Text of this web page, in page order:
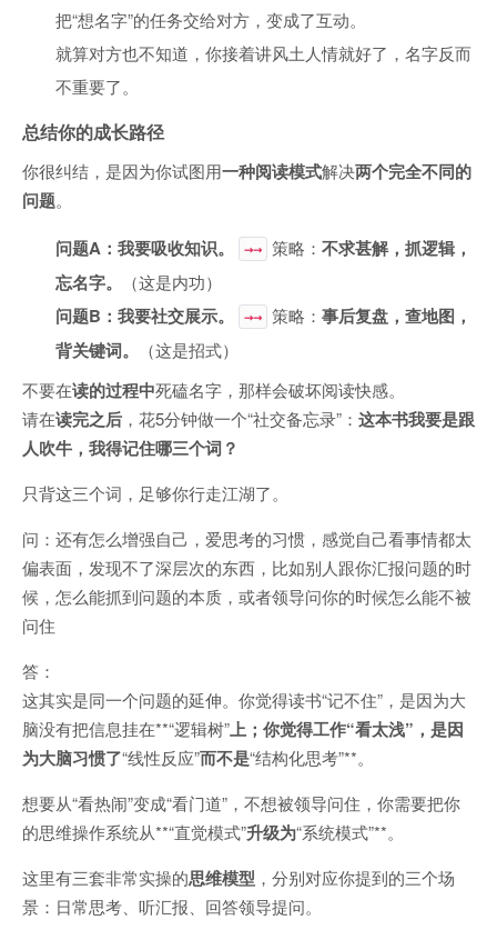
把“想名字”的任务交给对方，变成了互动。
就算对方也不知道，你接着讲风土人情就好了，名字反而
不重要了。
总结你的成长路径
你很纠结，是因为你试图用一种阅读模式解决两个完全不同的
问题。
问题A：我要吸收知识。 →→ 策略： 不求甚解，抓逻辑，
忘名字。
（这是内功）
问题B：我要社交展示。 →→ 策略： 事后复盘，查地图，
背关键词。
（这是招式）
不要在读的过程中死磕名字，那样会破坏阅读快感。
请在读完之后 ，花5分钟做一个“社交备忘录”： 这本书我要是跟
人吹牛，我得记住哪三个词？
只背这三个词，足够你行走江湖了。
问：还有怎么增强自己，爱思考的习惯，感觉自己看事情都太
偏表面，发现不了深层次的东西，比如别人跟你汇报问题的时
候，怎么能抓到问题的本质，或者领导问你的时候怎么能不被
问住
答：
这其实是同一个问题的延伸。你觉得读书“记不住”，是因为大
脑没有把信息挂在**“逻辑树”上；你觉得工作“看太浅”，是因
为大脑习惯了“线性反应”而不是“结构化思考”**。
想要从“看热闹”变成“看门道”，不想被领导问住，你需要把你
的思维操作系统从**“直觉模式”升级为“系统模式”**。
这里有三套非常实操的思维模型 ，分别对应你提到的三个场
景：日常思考、听汇报、回答领导提问。